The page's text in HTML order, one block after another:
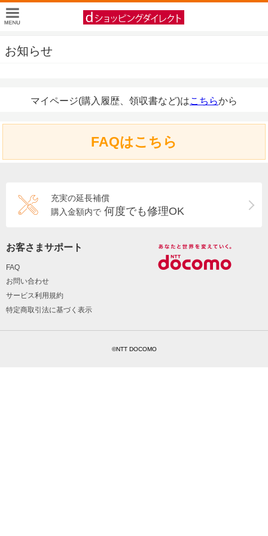
お知らせ
マイページ(購入履歴、領収書など)はこちらから
FAQはこちら
充実の延長補償
購入金額内で 何度でも修理OK
お客さまサポート
FAQ
お問い合わせ
サービス利用規約
特定商取引法に基づく表示
©NTT DOCOMO